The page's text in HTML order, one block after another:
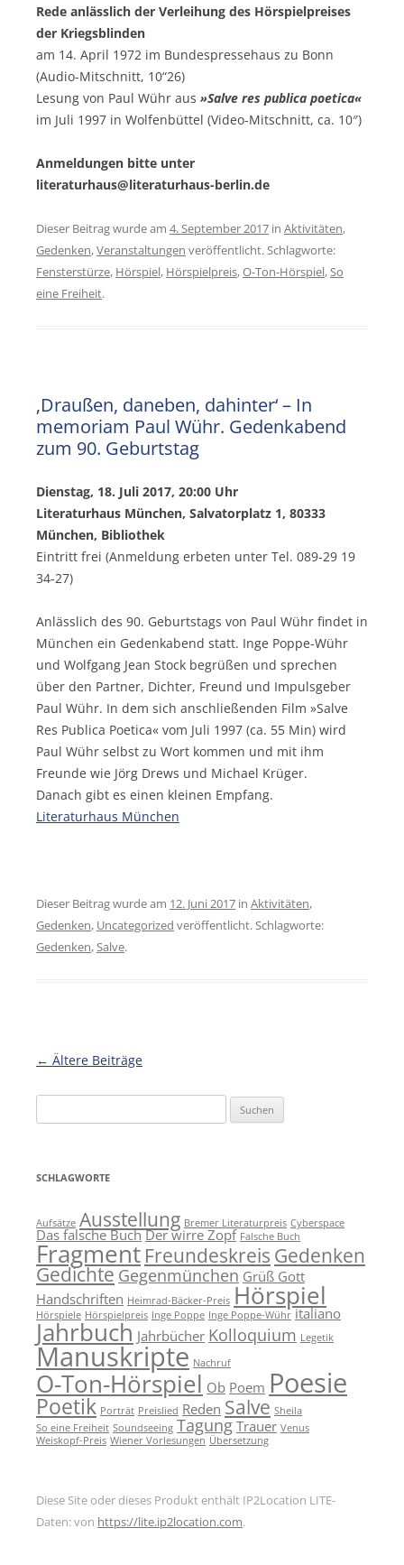
Rede anlässlich der Verleihung des Hörspielpreises
der Kriegsblinden
am 14. April 1972 im Bundespressehaus zu Bonn
(Audio-Mitschnitt, 10“26)
Lesung von Paul Wühr aus »Salve res publica poetica«
im Juli 1997 in Wolfenbüttel (Video-Mitschnitt, ca. 10″)
Anmeldungen bitte unter
literaturhaus@literaturhaus-berlin.de
Dieser Beitrag wurde am 4. September 2017in Aktivitäten,
Gedenken,Veranstaltungen veröffentlicht. Schlagworte:
Fensterstürze, Hörspiel, Hörspielpreis,O-Ton-Hörspiel,So
eine Freiheit.
‚Draußen, daneben, dahinter‘ – In
memoriam Paul Wühr. Gedenkabend
zum 90. Geburtstag
Dienstag, 18. Juli 2017, 20:00 Uhr
Literaturhaus München, Salvatorplatz 1, 80333
München, Bibliothek
Eintritt frei (Anmeldung erbeten unter Tel. 089-29 19
34-27)
Anlässlich des 90. Geburtstags von Paul Wühr findet in
München ein Gedenkabend statt. Inge Poppe-Wühr
und Wolfgang Jean Stock begrüßen und sprechen
über den Partner, Dichter, Freund und Impulsgeber
Paul Wühr. In dem sich anschließenden Film »Salve
Res Publica Poetica« vom Juli 1997 (ca. 55 Min) wird
Paul Wühr selbst zu Wort kommen und mit ihm
Freunde wie Jörg Drews und Michael Krüger.
Danach gibt es einen kleinen Empfang.
Literaturhaus München
Dieser Beitrag wurde am 12. Juni 2017in Aktivitäten,
Gedenken, Uncategorized veröffentlicht. Schlagworte:
Gedenken,Salve.
Beitragsnavigation
← Ältere Beiträge
nach:
SCHLAGWORTE
Aufsätze Ausstellung Bremer Literaturpreis Cyberspace
Das falsche Buch Der wirre Zopf Falsche Buch
Fragment Freundeskreis Gedenken
Gedichte Gegenmünchen Grüß Gott
Handschriften Heimrad-Bäcker-Preis Hörspiel
Hörspiele Hörspielpreis Inge Poppe Inge Poppe-Wühr italiano
Jahrbuch Jahrbücher Kolloquium Legetik
Manuskripte Nachruf
O-Ton-Hörspiel Ob Poem Poesie
Poetik Porträt Preislied Reden Salve Sheila
So eine Freiheit Soundseeing Tagung Trauer Venus
Weiskopf-Preis Wiener Vorlesungen Übersetzung
Diese Site oder dieses Produkt enthält IP2Location LITE-
Daten: von https://lite.ip2location.com.